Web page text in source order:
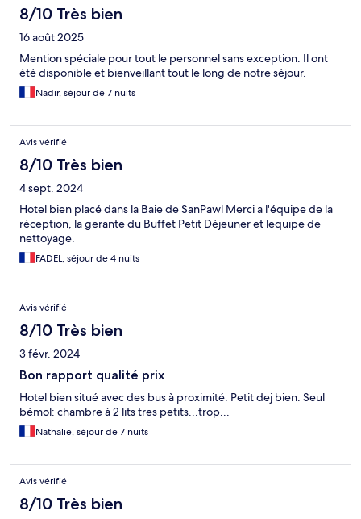
8/10 Très bien
16 août 2025
Mention spéciale pour tout le personnel sans exception. Il ont
été disponible et bienveillant tout le long de notre séjour.
Nadir, séjour de 7 nuits
Avis vérifié
8/10 Très bien
4 sept. 2024
Hotel bien placé dans la Baie de SanPawl Merci a l'équipe de la
réception, la gerante du Buffet Petit Déjeuner et lequipe de
nettoyage.
FADEL, séjour de 4 nuits
Avis vérifié
8/10 Très bien
3 févr. 2024
Bon rapport qualité prix
Hotel bien situé avec des bus à proximité. Petit dej bien. Seul
bémol: chambre à 2 lits tres petits...trop...
Nathalie, séjour de 7 nuits
Avis vérifié
8/10 Très bien